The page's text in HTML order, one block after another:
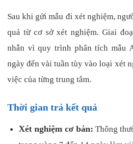
Sau khi gửi mẫu đi xét nghiệm,
quả từ cơ sở xét nghiệm. Giai
nhẫn vì quy trình phân tích mẫu
ngày đến vài tuần tùy vào loại xét
việc của từng trung tâm.
Thời gian trả kết quả
Xét nghiệm cơ bản: Thông